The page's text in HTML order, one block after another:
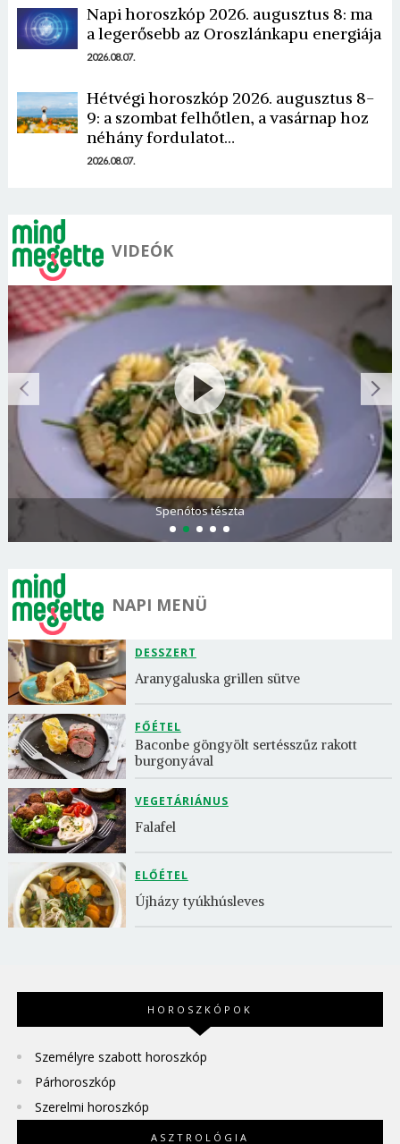
Napi horoszkóp 2026. augusztus 8: ma
a legerősebb az Oroszlánkapu energiája
2026.08.07.
Hétvégi horoszkóp 2026. augusztus 8-
9: a szombat felhőtlen, a vasárnap hoz
néhány fordulatot…
2026.08.07.
VIDEÓK
Spenótos tészta
NAPI MENÜ
DESSZERT
Aranygaluska grillen sütve
FŐÉTEL
Baconbe göngyölt sertésszűz rakott
burgonyával
VEGETÁRIÁNUS
Falafel
ELŐÉTEL
Újházy tyúkhúsleves
HOROSZKÓPOK
Személyre szabott horoszkóp
Párhoroszkóp
Szerelmi horoszkóp
ASZTROLÓGIA
Borsonline bejelentkezés
E-mail cím vagy felhasználónév
Mégse